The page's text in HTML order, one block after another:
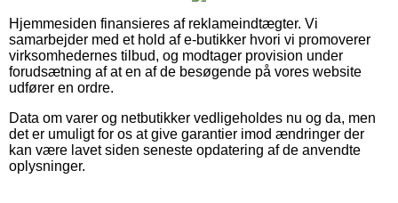
Hjemmesiden finansieres af reklameindtægter. Vi
samarbejder med et hold af e-butikker hvori vi promoverer
virksomhedernes tilbud, og modtager provision under
forudsætning af at en af de besøgende på vores website
udfører en ordre.
Data om varer og netbutikker vedligeholdes nu og da, men
det er umuligt for os at give garantier imod ændringer der
kan være lavet siden seneste opdatering af de anvendte
oplysninger.